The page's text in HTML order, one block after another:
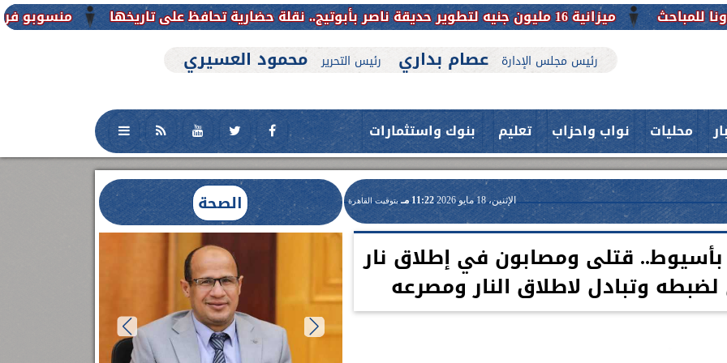
منسوبو فرع جامعة الأزهر للوجه تاريخها
رئيس مجلس الإدارة عصام بداري رئيس التحرير محمود العسيري
محليات نواب واحزاب تعليم بنوك واستثمارات
الإثنين، 18 مايو 2026 11:22 مـ بتوقيت القاهرة
بأسيوط.. قتلى ومصابون في إطلاق نار
وتبادل لاطلاق النار ومصرعه
الصحة
العلاج الحر بمنفلوط بالتعاون مع هيئة